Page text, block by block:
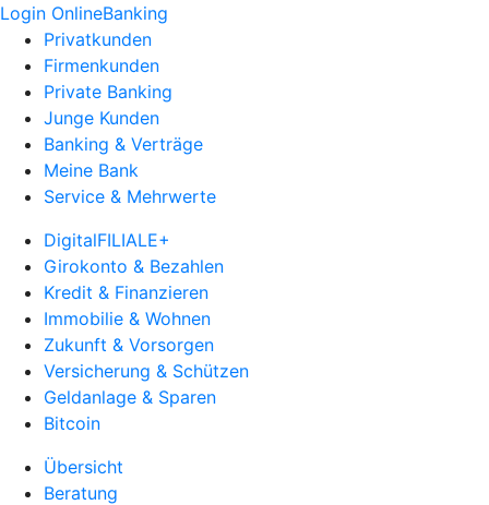
Login OnlineBanking
Privatkunden
Firmenkunden
Private Banking
Junge Kunden
Banking & Verträge
Meine Bank
Service & Mehrwerte
DigitalFILIALE+
Girokonto & Bezahlen
Kredit & Finanzieren
Immobilie & Wohnen
Zukunft & Vorsorgen
Versicherung & Schützen
Geldanlage & Sparen
Bitcoin
Übersicht
Beratung